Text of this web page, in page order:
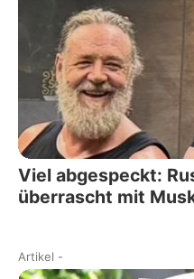
Viel abgespeckt:
überrascht mit
Artikel -